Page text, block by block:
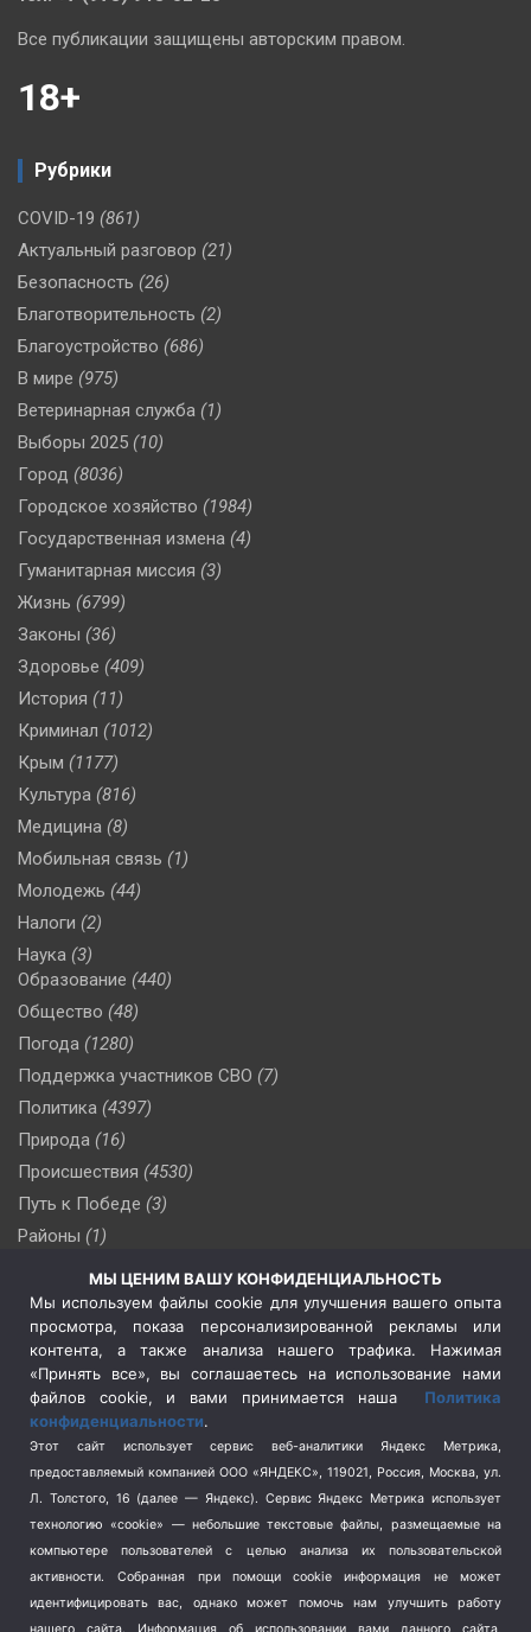
Все публикации защищены авторским правом.
18+
Рубрики
COVID-19 (861)
Актуальный разговор (21)
Безопасность (26)
Благотворительность (2)
Благоустройство (686)
В мире (975)
Ветеринарная служба (1)
Выборы 2025 (10)
Город (8036)
Городское хозяйство (1984)
Государственная измена (4)
Гуманитарная миссия (3)
Жизнь (6799)
Законы (36)
Здоровье (409)
История (11)
Криминал (1012)
Крым (1177)
Культура (816)
Медицина (8)
Мобильная связь (1)
Молодежь (44)
Налоги (2)
Наука (3)
Образование (440)
Общество (48)
Погода (1280)
Поддержка участников СВО (7)
Политика (4397)
Природа (16)
Происшествия (4530)
Путь к Победе (3)
Районы (1)
(510)
Сельское хозяйство (3)
Социальная политика
(3)
Спецоперация в Украине
Спецоперация на Украине
(404)
Спорт (740)
Терроризм (1)
Транспорт (262)
Туризм (178)
МЫ ЦЕНИМ ВАШУ КОНФИДЕНЦИАЛЬНОСТЬ
Мы используем файлы cookie для улучшения вашего опыта
просмотра, показа персонализированной рекламы или
контента, а также анализа нашего трафика. Нажимая
«Принять все», вы соглашаетесь на использование нами
файлов cookie, и вами принимается наша Политика
конфиденциальности.
Этот сайт использует сервис веб-аналитики Яндекс Метрика,
предоставляемый компанией ООО «ЯНДЕКС», 119021, Россия, Москва, ул.
Л. Толстого, 16 (далее — Яндекс). Сервис Яндекс Метрика использует
технологию «cookie» — небольшие текстовые файлы, размещаемые на
компьютере пользователей с целью анализа их пользовательской
активности.
Собранная при помощи cookie информация не может
идентифицировать вас, однако может помочь нам улучшить работу